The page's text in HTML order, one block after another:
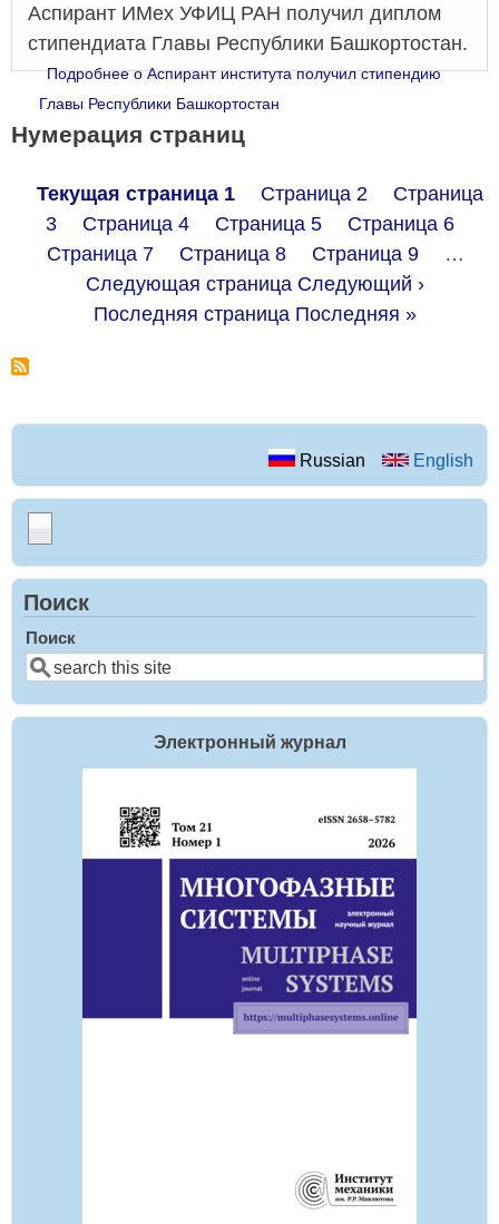
Аспирант ИМех УФИЦ РАН получил диплом
стипендиата Главы Республики Башкортостан.
Подробнеео Аспирант института получил стипендию
Главы Республики Башкортостан
Нумерация страниц
Текущая страница 1 Страница 2
Страница
3
Страница 4 Страница 5 Страница 6
Страница 7 Страница 8 Страница 9
…
Следующая страница Следующий ›
Последняя страница Последняя »
Russian English
Поиск
Поиск
Электронный журнал